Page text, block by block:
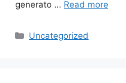
generato … Read more
Categories
Uncategorized